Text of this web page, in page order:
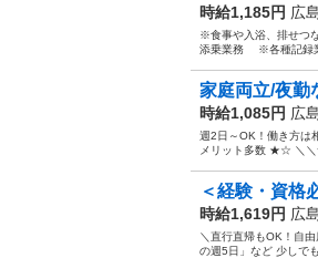
時給1,185円 広
※食事や入浴、排せ
添乗業務 ※各種記録
家庭両立/夜勤
時給1,085円 広
週2日～OK！働き方は
メリット多数 ★☆ ＼＼
＜経験・資格
時給1,619円 広
＼直行直帰もOK！自
の週5日」など 少しで